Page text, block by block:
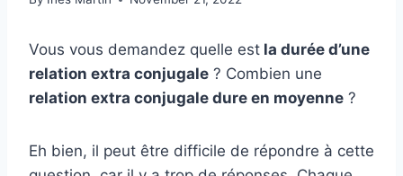
Vous vous demandez quelle est la durée d’une
relation extra conjugale ? Combien une
relation extra conjugale dure en moyenne ?
Eh bien, il peut être difficile de répondre à cette